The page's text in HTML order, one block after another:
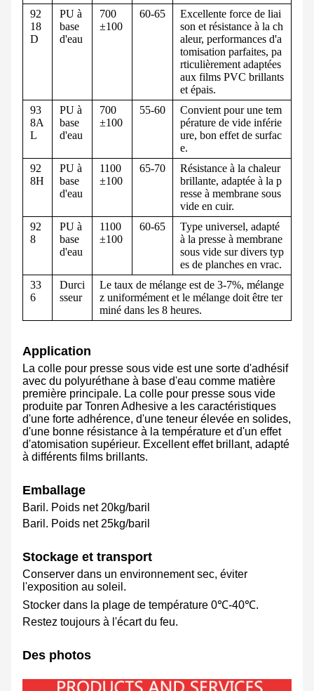
92
18
D
PU à
base
d'eau
700
±100
60-65
Excellente force de liai
son et résistance à la ch
aleur, performances d'a
tomisation parfaites, pa
rticulièrement adaptées
aux films PVC brillants
et épais.
93
8A
L
PU à
base
d'eau
700
±100
55-60
Convient pour une tem
pérature de vide inférie
ure, bon effet de surfac
e.
92
8H
PU à
base
d'eau
1100
±100
65-70
Résistance à la chaleur
brillante, adaptée à la p
resse à membrane sous
vide en cuir.
92
8
PU à
base
d'eau
1100
±100
60-65
Type universel, adapté
à la presse à membrane
sous vide sur divers typ
es de planches en vrac.
33
6
Durci
sseur
Le taux de mélange est de 3-7%, mélange
z uniformément et le mélange doit être ter
miné dans les 8 heures.
Application
La colle pour presse sous vide est une sorte d'adhésif
avec du polyuréthane à base d'eau comme matière
première principale. La colle pour presse sous vide
produite par Tonren Adhesive a les caractéristiques
d'une forte adhérence, d'une teneur élevée en solides,
d'une bonne résistance à la température et d'un effet
d'atomisation supérieur. Excellent effet brillant, adapté
à différents films brillants.
Emballage
Baril. Poids net 20kg/baril
Baril. Poids net 25kg/baril
Stockage et transport
Conserver dans un environnement sec, éviter
l'exposition au soleil.
Stocker dans la plage de température 0℃-40℃.
Restez toujours à l'écart du feu.
Des photos